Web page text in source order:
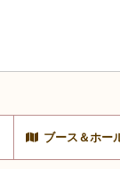
ブース＆ホー